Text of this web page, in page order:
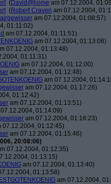
(David@home am 07.12.2004,
(Robert Craven am 07.12.2004,
am 07.12.2004, 01:08:57)
01:11:02)
am 07.12.2004, 01:11:51)
am 07.12.2004, 01:13:08)
07.12.2004, 01:13:48)
01:11:31)
am 07.12.2004, 01:12:00)
am 07.12.2004, 01:12:48)
am 07.12.2004,
am 07.12.2004, 01:17:26)
01:12:42)
am 07.12.2004, 01:13:51)
01:14:09)
am 07.12.2004, 01:16:23)
07.12.2004, 01:12:45)
am 07.12.2004, 01:15:46)
20:08:06)
07.12.2004, 01:12:35)
01:13:15)
am 07.12.2004, 01:13:40)
01:13:58)
am 07.12.2004,